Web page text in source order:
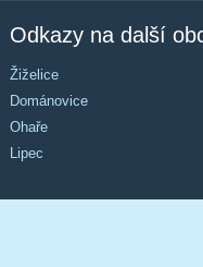
Odkazy na další
Žiželice
Dománovice
Ohaře
Lipec